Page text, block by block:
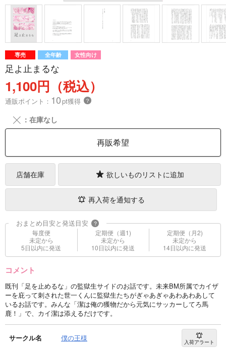
専売 全年齢 女性向け
足よ止まるな
1,100円（税込）
通販ポイント： 10pt獲得 ？
╳ ：在庫なし
再販希望
店舗在庫 欲しいものリストに追加
再入荷を通知する
おまとめ目安と発送目安 ?
毎度便
未定から
5日以内に発送
定期便（週1)
未定から
10日以内に発送
定期便（月2)
未定から
14日以内に発送
コメント
既刊「足を止めるな」の監獄生サイドのお話です。未来BM所属でカイザ
ーを庇って刺された世一くんに監獄生たちがぎゃあぎゃあわあわあして
いるお話です。みんな「潔は俺の獲物だから元気にサッカーしてろ馬
鹿！」で、カイ潔は添えるだけです。
サークル名 僕の王様 入荷アラート